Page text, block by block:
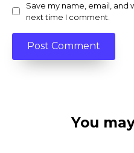
Save my name, email, and
next time I comment.
You